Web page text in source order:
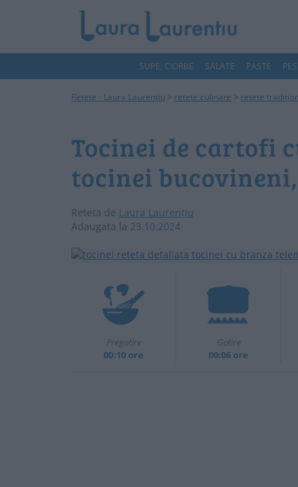
SUPE, CIORBE SALATE PASTE
Rețete - Laura Laurențiu > retete culinare > retete
Tocinei de cartofi
tocinei
Reteta de Laura Laurențiu
Adaugata la 23.10.2024
Pregatire
00:10 ore
Gatire
00:06 ore